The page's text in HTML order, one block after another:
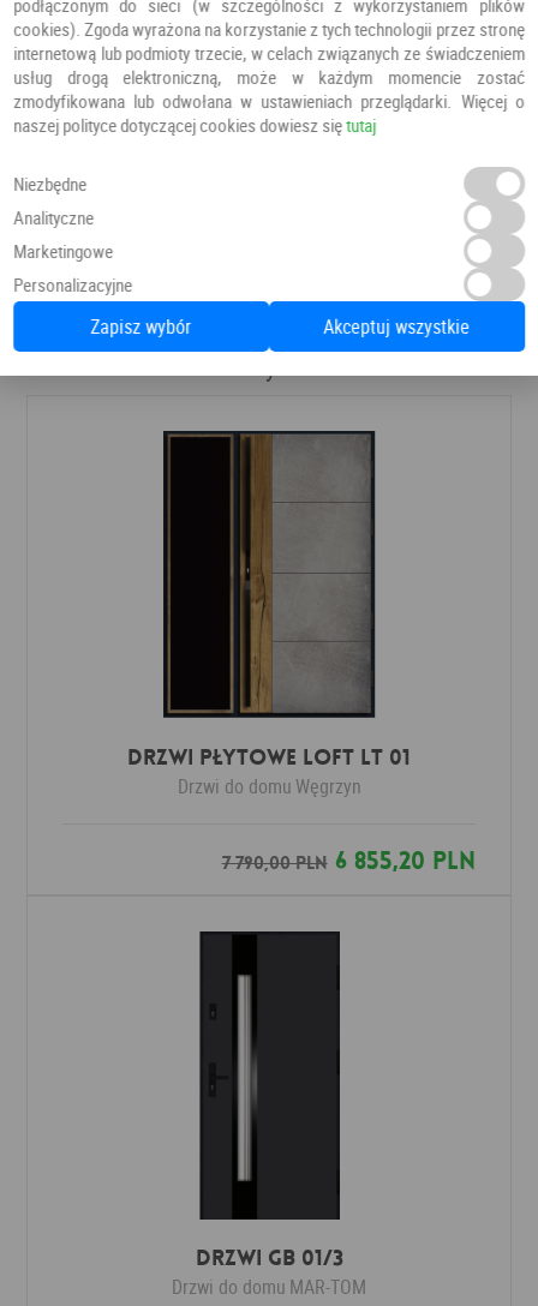
DRZWI PŁYTOWE LOFT LT 01
Drzwi do domu Węgrzyn
7 790,00 PLN6 855,20 PLN
Drzwi GB 01/3
Drzwi do domu MAR-TOM
podłączonym do sieci (w szczególności z wykorzystaniem plików
cookies). Zgoda wyrażona na korzystanie z tych technologii przez stronę
internetową lub podmioty trzecie, w celach związanych ze świadczeniem
usług drogą elektroniczną, może w każdym momencie zostać
zmodyfikowana lub odwołana w ustawieniach przeglądarki. Więcej o
naszej polityce dotyczącej cookies dowiesz siętutaj
Niezbędne
Analityczne
Marketingowe
Personalizacyjne
Zapisz wybór Akceptuj wszystkie